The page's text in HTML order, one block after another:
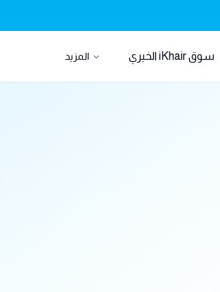
سوق iKhair الخيري المزيد